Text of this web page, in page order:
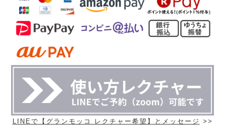
LINEで【グランモッコ レクチャー希望】とメッセージ >>